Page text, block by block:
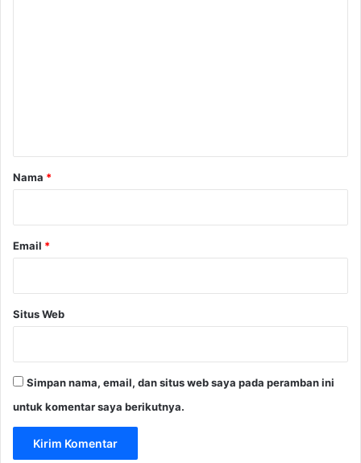
rNama *
Email *
Situs Web
Simpan nama, email, dan situs web saya pada peramban ini
untuk komentar saya berikutnya.